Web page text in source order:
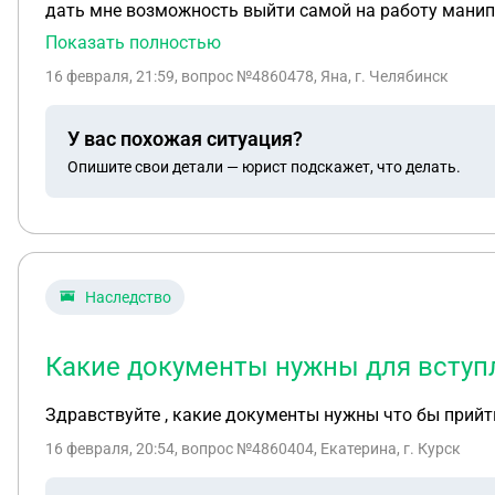
дать мне возможность выйти самой на работу манипулирует деньгами каждый месяц то высылает то нет через скандалы. Дети возрастом 3 года и 5 лет и
ребёнку 3 года необходимо лечение так как есть
оеьенка на реабилитацию и на тренировки ! Я хочу
долгом за налог в размере 200 т почти рублей уже
подавать угрожая что я буду получать еще меньше
Показать полностью
16 февраля, 21:59, вопрос №4860478, Яна, г. Челябинск
У вас похожая ситуация?
Опишите свои детали — юрист подскажет, что делать.
Наследство
Какие документы нужны для
Здравствуйте , какие документы нужны что бы
16 февраля, 20:54, вопрос №4860404, Екатерина, г. Курск